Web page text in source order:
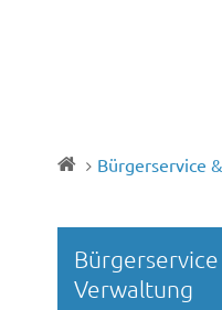
Bürgerservice
Bürgerservice
Verwaltung